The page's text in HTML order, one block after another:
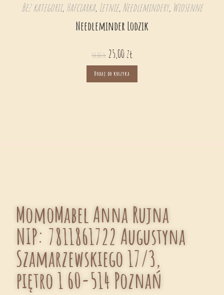
Bez kategorii, Hafciarka, Letnie,Needlemindery, Wiosenne
Needleminder Lodzik
30,00zł 25,00 zł
Dodaj do koszyka
MomoMabel Anna Rujna
NIP: 7811861722 Augustyna
Szamarzewskiego 17/3,
piętro 1 60-514 Poznań